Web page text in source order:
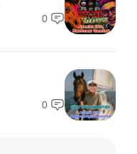
0
0